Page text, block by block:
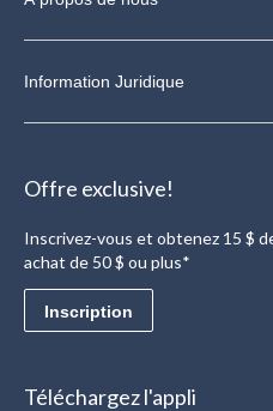
Information Juridique
Offre exclusive!
Inscrivez-vous et obtenez 15 $
achat de 50 $ ou plus*
Inscription
Téléchargez l'appli